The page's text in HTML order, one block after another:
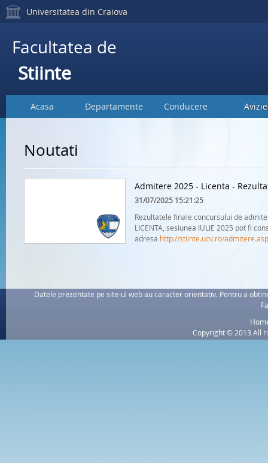
Universitatea din Craiova
Facultatea de
Stiinte
Acasa Departamente Conducere
Noutati
Admitere 2025 - Licenta -
31/07/2025 15:21:25
Rezultatele finale concursului de
LICENTA, sesiunea IULIE 2025 pot fi
adresa http://stiinte.ucv.ro/
Datele prezentate pe site-ul web au caracter orientativ. Pentru a
Copyright © 2013 All